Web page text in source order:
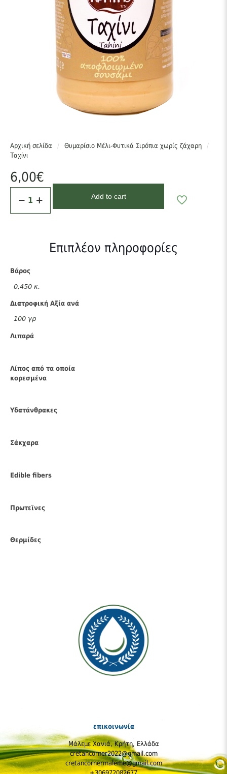
Κατά την αποθήκευσή του ο διαχωρισμός του σησαμέλαιου στην
επιφάνεια είναι φυσιολογικό φαινόμενο, ανακατέψτε πριν τη χρήση
για να επανέλθει στην αρχική του κατάσταση.
Η επαφή του ταχινιού με οποιοδήποτε υγρό θα το
αλλοιώσει κατά την αποθήκευση.
: Εκτός από τη χρήση του ως έχει (ο συνδυασμός του με
μέλι είναι ένα ιδανικό θρεπτικό και νόστιμο πρωινό), μπορεί να
χρησιμοποιηθεί σαν βασικό συστατικό σε ντρέσινγκς, σε ζεστές
σάλτσες, σε αντικατάσταση λιπαρού συστατικού σε ζύμες ή κέικ
προτιμότερο να ζεσταίνεται σε μπεν μαρί.
καταναλώστε ενα κουταλάκι του γλυκού ταχίνι στο πρωινό
Αρχική σελίδα / Θυμαρίσιο Μέλι-Φυτικά Σιρόπια χωρίς ζάχαρη
/
Ταχίνι
6,00€
ποσότητα
Add to cart
Επιπλέον πληροφορίες
Βάρος
0,450 κ.
Διατροφική Αξία ανά
100 γρ
Λιπαρά
Λίπος από τα οποία
κορεσμένα
Υδατάνθρακες
Σάκχαρα
Edible fibers
Πρωτεϊνες
Θερμίδες
επικοινωνία
Μάλεμε Χανιά, Κρήτη, Ελλάδα
cretancorner2022@gmail.com
cretancornermaleme@gmail.com